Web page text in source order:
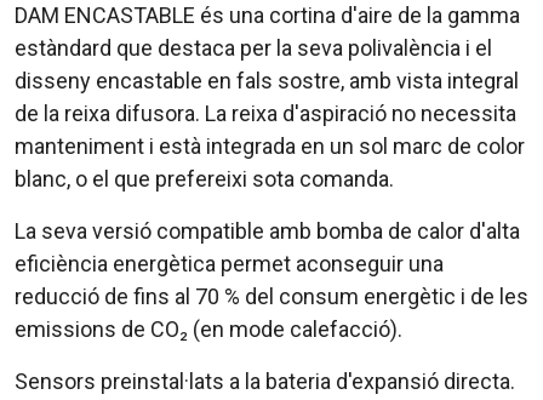
DAM ENCASTABLE és una cortina d'aire de la gamma
estàndard que destaca per la seva polivalència i el
disseny encastable en fals sostre, amb vista integral
de la reixa difusora. La reixa d'aspiració no necessita
manteniment i està integrada en un sol marc de color
blanc, o el que prefereixi sota comanda.
La seva versió compatible amb bomba de calor d'alta
eficiència energètica permet aconseguir una
reducció de fins al 70 % del consum energètic i de les
emissions de CO₂ (en mode calefacció).
Sensors preinstal·lats a la bateria d'expansió directa.